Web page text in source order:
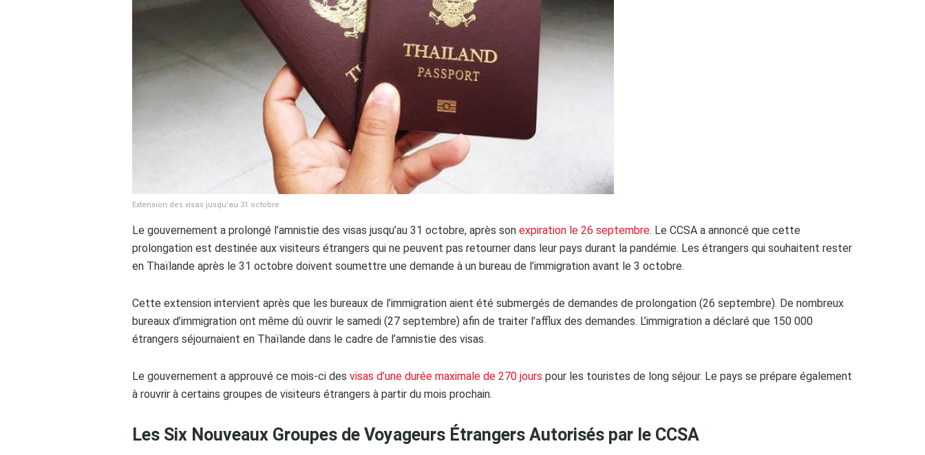
Extension des visas jusqu’au 31 octobre
Le gouvernement a prolongé l’amnistie des visas jusqu’au 31 octobre, après son expiration le 26 septembre. Le CCSA a annoncé que cette
prolongation est destinée aux visiteurs étrangers qui ne peuvent pas retourner dans leur pays durant la pandémie. Les étrangers qui souhaitent rester
en Thaïlande après le 31 octobre doivent soumettre une demande à un bureau de l’immigration avant le 3 octobre.
Cette extension intervient après que les bureaux de l’immigration aient été submergés de demandes de prolongation (26 septembre). De nombreux
bureaux d’immigration ont même dû ouvrir le samedi (27 septembre) afin de traiter l’afflux des demandes. L’immigration a déclaré que 150 000
étrangers séjournaient en Thaïlande dans le cadre de l’amnistie des visas.
Le gouvernement a approuvé ce mois-ci des visas d’une durée maximale de 270 jours pour les touristes de long séjour. Le pays se prépare également
à rouvrir à certains groupes de visiteurs étrangers à partir du mois prochain.
Les Six Nouveaux Groupes de Voyageurs Étrangers Autorisés par le CCSA